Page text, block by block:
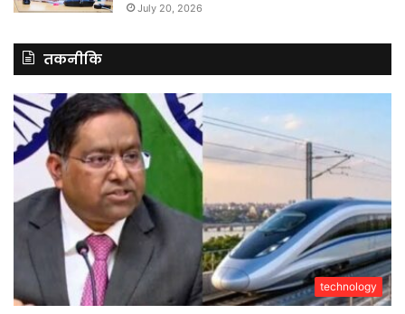
July 20, 2026
तकनीकि
technology